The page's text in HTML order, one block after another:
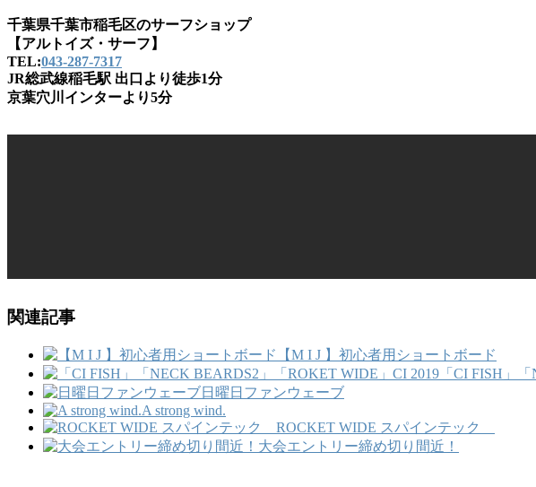
千葉県千葉市稲毛区のサーフショップ
【アルトイズ・サーフ】
TEL:043-287-7317
JR総武線稲毛駅 出口より徒歩1分
京葉穴川インターより5分
関連記事
【M I J 】初心者用ショートボード
「CI FISH」
日曜日ファンウェーブ
A strong wind.
ROCKET WIDE スパインテック
大会エントリー締め切り間近！